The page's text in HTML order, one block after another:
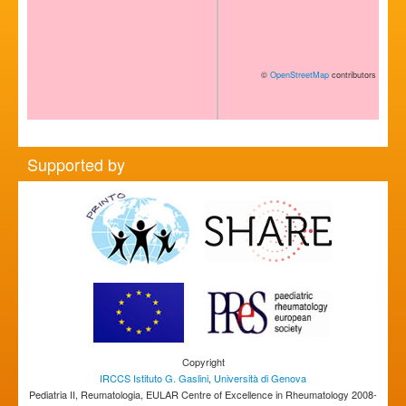
© OpenStreetMap contributors
Supported by
Copyright
IRCCS Istituto G. Gaslini, Università di Genova
Pediatria II, Reumatologia, EULAR Centre of Excellence in Rheumatology 2008-